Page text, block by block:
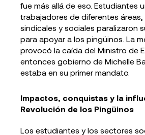
fue más allá de eso. Estudiantes
trabajadores de diferentes
sindicales y sociales paralizaron
para apoyar a los pingüinos. La
provocó la caída del Ministro de
entonces gobierno de Michelle
estaba en su primer mandato.
Impactos, conquistas y la
Revolución de los Pingüinos
Los estudiantes y los sectores